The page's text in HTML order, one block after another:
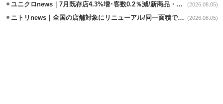
ユニクロnews｜7月既存店4.3%増･客数0.2％減/新商品・夏物商品が好調 (2026.08.05)
ニトリnews｜全国の店舗対象にリニューアル/同一面積で品揃え24％拡大 (2026.08.05)